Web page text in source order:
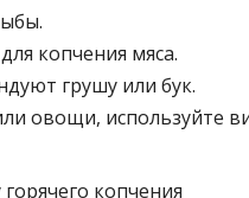
копчения мяса.
грушу или бук.
овощи, используйте